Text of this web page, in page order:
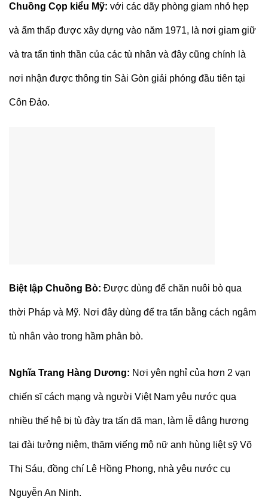
Chuồng Cọp kiểu Mỹ: với các dãy phòng giam nhỏ hẹp
và ẩm thấp được xây dựng vào năm 1971, là nơi giam giữ
và tra tấn tinh thần của các tù nhân và đây cũng chính là
nơi nhận được thông tin Sài Gòn giải phóng đầu tiên tại
Côn Đảo.
Biệt lập Chuồng Bò: Được dùng để chăn nuôi bò qua
thời Pháp và Mỹ. Nơi đây dùng để tra tấn bằng cách ngâm
tù nhân vào trong hầm phân bò.
Nghĩa Trang Hàng Dương: Nơi yên nghỉ của hơn 2 vạn
chiến sĩ cách mạng và người Việt Nam yêu nước qua
nhiều thế hệ bị tù đày tra tấn dã man, làm lễ dâng hương
tại đài tưởng niệm, thăm viếng mộ nữ anh hùng liệt sỹ Võ
Thị Sáu, đồng chí Lê Hồng Phong, nhà yêu nước cụ
Nguyễn An Ninh.